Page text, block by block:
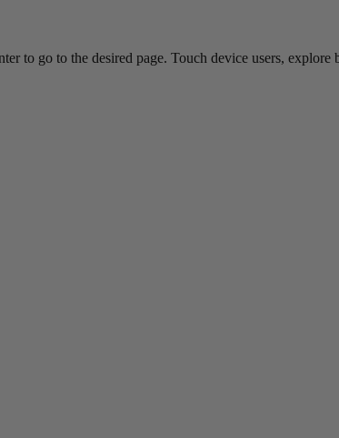
to go to the desired page. Touch device users,